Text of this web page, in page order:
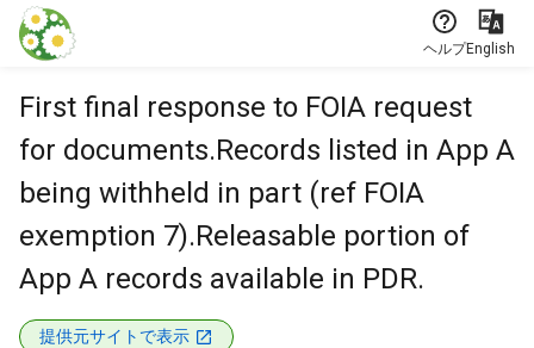
本文に飛ぶ
ヘルプEnglish
First final response to FOIA request
for documents.Records listed in App A
being withheld in part (ref FOIA
exemption 7).Releasable portion of
App A records available in PDR.
提供元サイトで表示